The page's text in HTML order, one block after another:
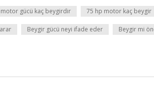
gücü kaç beygirdir 75 hp motor kaç beygir
Beygir gücü neyi ifade eder Beygir mi